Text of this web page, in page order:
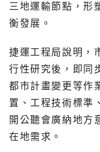
三地運輸節點，形
衡發展。
捷運工程局說明，
行性研究後，即同
都市計畫變更等作
置、工程技術標準
開公聽會廣納地方
在地需求。